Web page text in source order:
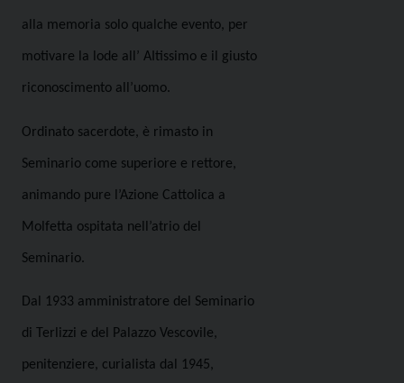
alla memoria solo qualche evento, per
motivare la lode all’ AItissimo e il giusto
riconoscimento all’uomo.
Ordinato sacerdote, è rimasto in
Seminario come superiore e rettore,
animando pure l’Azione Cattolica a
Molfetta ospitata nell’atrio del
Seminario.
Dal 1933 amministratore del Seminario
di Terlizzi e del Palazzo Vescovile,
penitenziere, curialista dal 1945,